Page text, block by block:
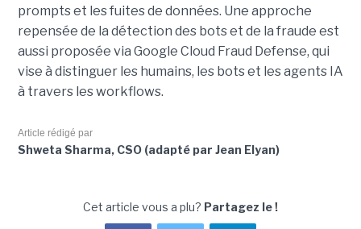
prompts et les fuites de données. Une approche
repensée de la détection des bots et de la fraude est
aussi proposée via Google Cloud Fraud Defense, qui
vise à distinguer les humains, les bots et les agents IA
à travers les workflows.
Article rédigé par
Shweta Sharma, CSO (adapté par Jean Elyan)
Cet article vous a plu? Partagez le !